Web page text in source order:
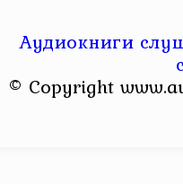
Аудиокниги
© Copyright